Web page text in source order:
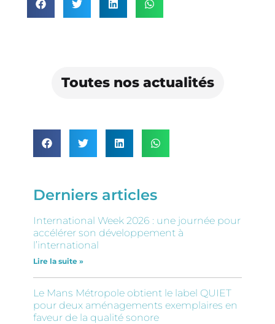
Toutes nos actualités
Derniers articles
International Week 2026 : une journée pour
accélérer son développement à
l’international
Lire la suite »
Le Mans Métropole obtient le label QUIET
pour deux aménagements exemplaires en
faveur de la qualité sonore